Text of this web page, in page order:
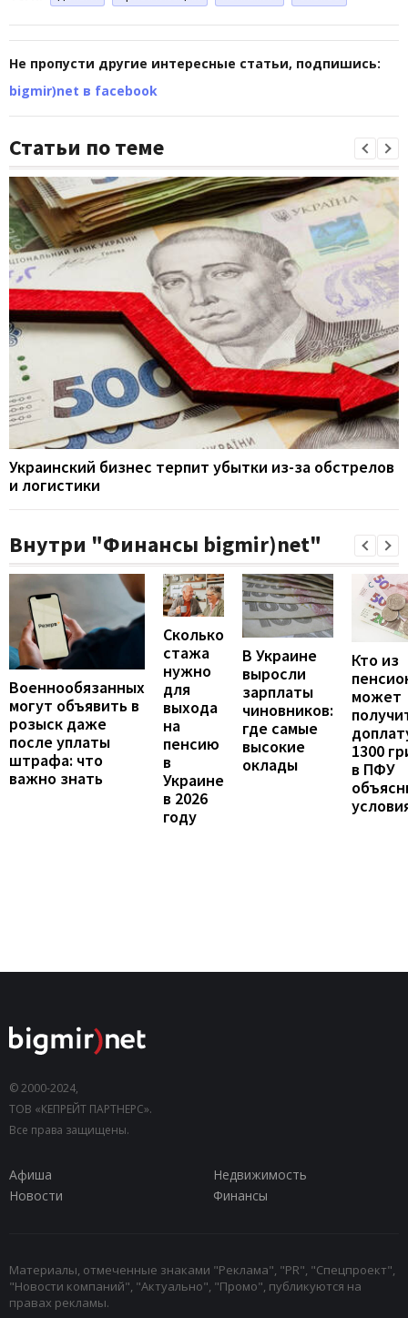
Не пропусти другие интересные статьи, подпишись:
bigmir)net в facebook
Статьи по теме
Украинский бизнес терпит убытки из-за обстрелов
и логистики
Внутри "Финансы bigmir)net"
Военнообязанных
могут объявить в
розыск даже
после уплаты
штрафа: что
важно знать
Сколько
стажа
нужно
для
выхода
на
пенсию
в
Украине
в 2026
году
В Украине
выросли
зарплаты
чиновников:
где самые
высокие
оклады
Кто из
может
1300
в ПФУ
© 2000-2024,
ТОВ «КЕПРЕЙТ ПАРТНЕРС».
Все права защищены.
Афиша
Недвижимость
Новости
Финансы
Материалы, отмеченные знаками "Реклама", "PR", "Спецпроект",
"Новости компаний", "Актуально", "Промо", публикуются на
правах рекламы.